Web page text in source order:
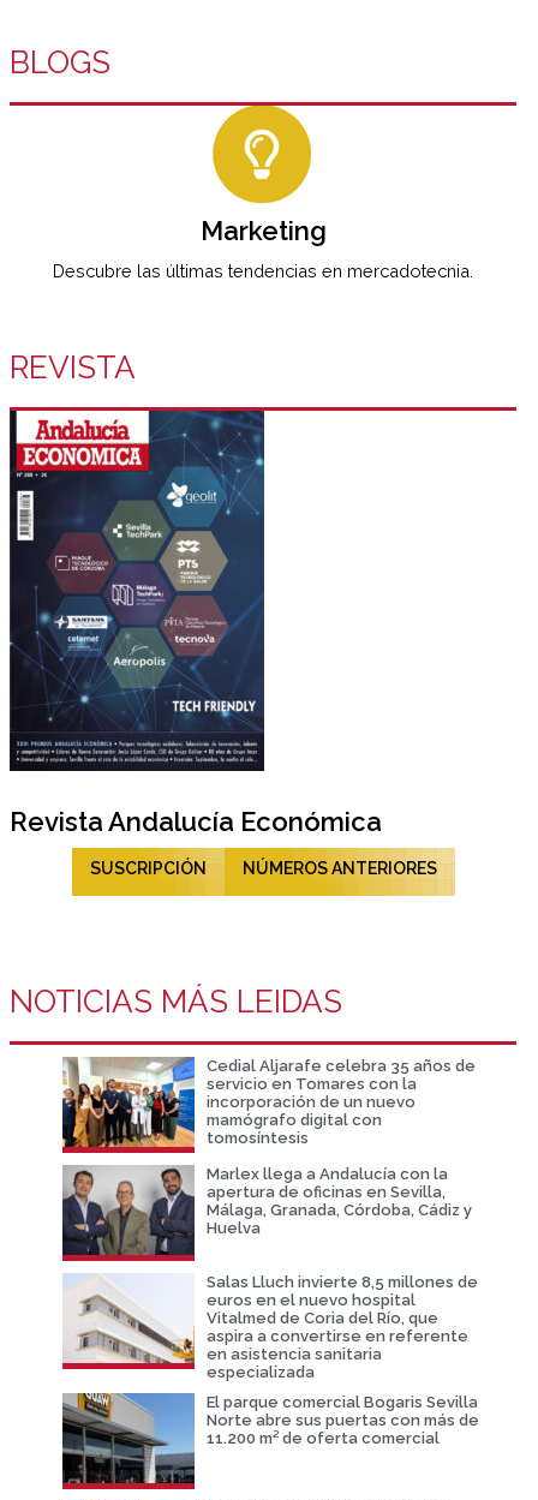
BLOGS
Marketing
Descubre las últimas tendencias en mercadotecnia.
REVISTA
Revista Andalucía Económica
SUSCRIPCIÓN NÚMEROS ANTERIORES
NOTICIAS MÁS LEIDAS
Cedial Aljarafe celebra 35 años de
servicio en Tomares con la
incorporación de un nuevo
mamógrafo digital con
tomosíntesis
Marlex llega a Andalucía con la
apertura de oficinas en Sevilla,
Málaga, Granada, Córdoba, Cádiz y
Huelva
Salas Lluch invierte 8,5 millones de
euros en el nuevo hospital
Vitalmed de Coria del Río, que
aspira a convertirse en referente
en asistencia sanitaria
especializada
El parque comercial Bogaris Sevilla
Norte abre sus puertas con más de
11.200 m² de oferta comercial